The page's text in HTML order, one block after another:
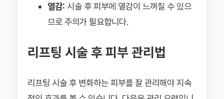
열감: 시술 후 피부에 열감이 느껴질 수 있으
므로 주의가 필요합니다.
리프팅 시술 후 피부 관리법
리프팅 시술 후 변화하는 피부를 잘 관리해야 지속